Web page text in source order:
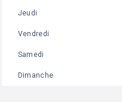
Jeudi
Vendredi
Samedi
Dimanche